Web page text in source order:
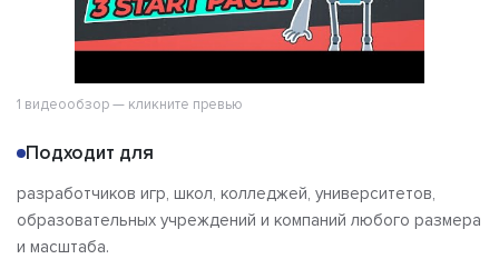
1 видеообзор — кликните превью
Подходит для
разработчиков игр, школ, колледжей, университетов,
образовательных учреждений и компаний любого размера
и масштаба.